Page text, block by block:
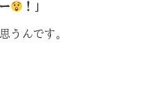
！」
うんです。